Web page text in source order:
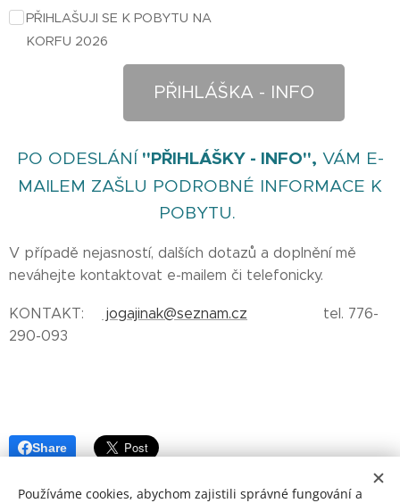
PŘIHLAŠUJI SE K POBYTU NA
KORFU 2026
PŘIHLÁŠKA - INFO
PO ODESLÁNÍ"PŘIHLÁŠKY - INFO", VÁM E-
MAILEM ZAŠLU PODROBNÉ INFORMACE K
POBYTU.
V případě nejasností, dalších dotazů a doplnění mě
neváhejte kontaktovat e-mailem či telefonicky.
KONTAKT: jogajinak@seznam.cz tel. 776-
290-093
Share
Používáme cookies, abychom zajistili správné fungování a